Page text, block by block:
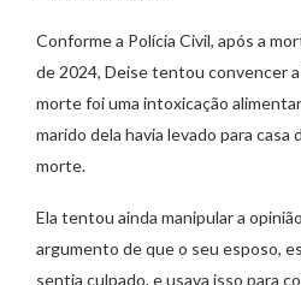
Conforme a Polícia Civil, após a
de 2024, Deise tentou convencer a
morte foi uma intoxicação
marido dela havia levado para casa
morte.
Ela tentou ainda manipular a
argumento de que o seu esposo,
sentia culpado, e usava isso para